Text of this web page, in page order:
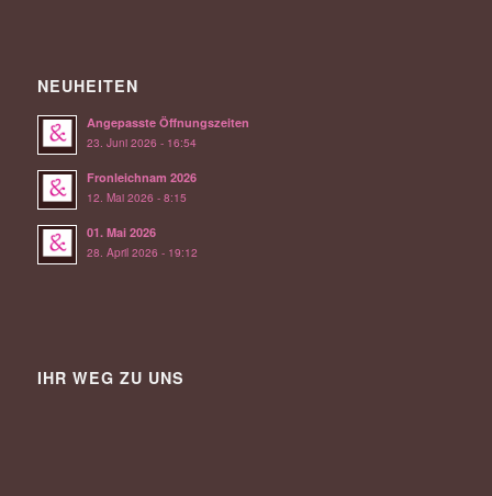
NEUHEITEN
Angepasste Öffnungszeiten
23. Juni 2026 - 16:54
Fronleichnam 2026
12. Mai 2026 - 8:15
01. Mai 2026
28. April 2026 - 19:12
IHR WEG ZU UNS